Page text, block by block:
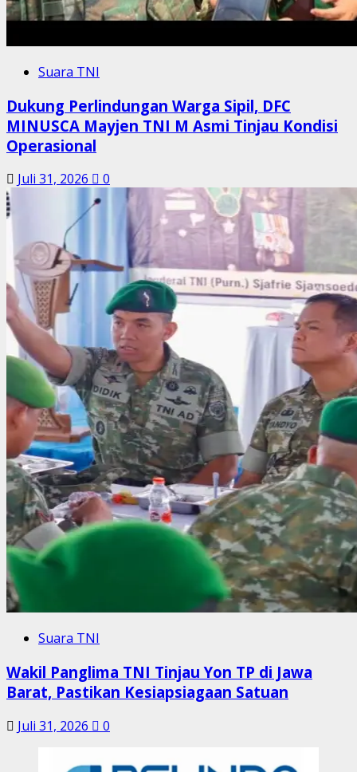
Suara TNI
Dukung Perlindungan Warga Sipil, DFC
MINUSCA Mayjen TNI M Asmi Tinjau Kondisi
Operasional
Juli 31, 2026 0
Suara TNI
Wakil Panglima TNI Tinjau Yon TP di Jawa
Barat, Pastikan Kesiapsiagaan Satuan
Juli 31, 2026 0